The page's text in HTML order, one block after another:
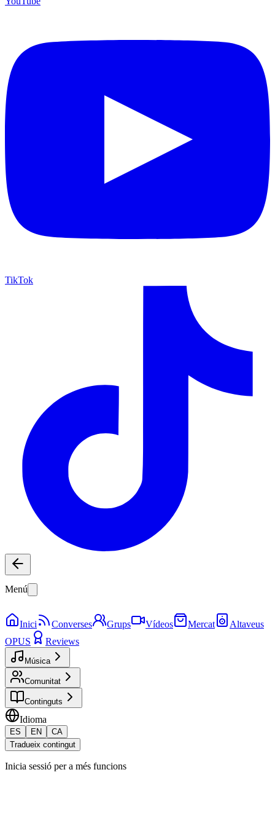
TikTok
Menú
Inici Converses Grups Vídeos Mercat
Altaveus
OPUS
Reviews
Música
Comunitat
Continguts
Idioma
ES EN
CA
Tradueix contingut
Inicia sessió per a més funcions